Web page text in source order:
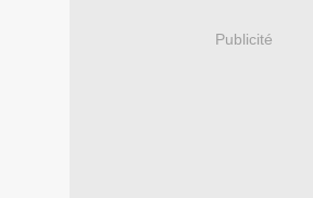
Publicité